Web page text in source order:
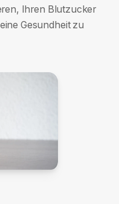
Ihren Blutzucker
Gesundheit zu